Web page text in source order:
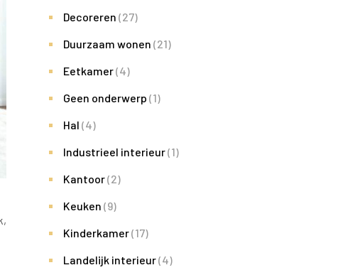
Decoreren (27)
Duurzaam wonen (21)
Eetkamer(4)
Geen onderwerp (1)
Hal (4)
Industrieel interieur(1)
Kantoor(2)
Keuken (9)
Kinderkamer(17)
Landelijk interieur(4)